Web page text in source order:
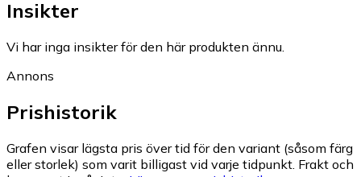
Insikter
Vi har inga insikter för den här produkten ännu.
Annons
Prishistorik
Grafen visar lägsta pris över tid för den variant (såsom färg
eller storlek) som varit billigast vid varje tidpunkt. Frakt och